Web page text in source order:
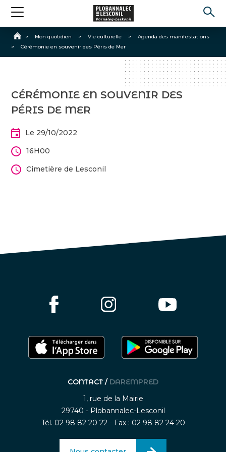
Accueil
> Mon quotidien > Vie culturelle >
Agenda des manifestations
>
Cérémonie en souvenir des Péris de Mer
CÉRÉMONIE EN SOUVENIR DES
PÉRIS DE MER
Le 29/10/2022
16H00
Cimetière de Lesconil
CONTACT / DAREMPRED
1, rue de la Mairie
29740 - Plobannalec-Lesconil
Tél. 02 98 82 20 22 - Fax : 02 98 82 24 20